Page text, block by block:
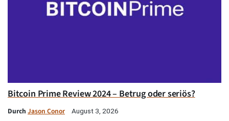
Bitcoin Prime Review 2024 – Betrug oder seriös?
Durch Jason Conor August 3, 2026